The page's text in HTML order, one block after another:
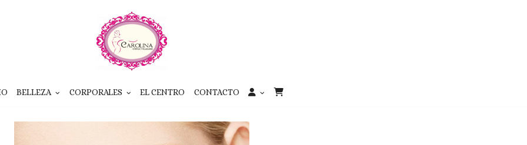
BELLEZA CORPORALES EL CENTRO CONTACTO